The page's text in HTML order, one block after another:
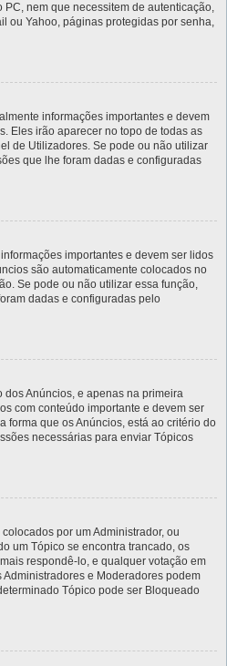
nem que necessitem de autenticação,
ou Yahoo, páginas protegidas por senha,
informações importantes e devem
Eles irão aparecer no topo de todas as
de Utilizadores. Se pode ou não utilizar
que lhe foram dadas e configuradas
importantes e devem ser lidos
são automaticamente colocados no
Se pode ou não utilizar essa função,
dadas e configuradas pelo
Anúncios, e apenas na primeira
com conteúdo importante e devem ser
forma que os Anúncios, está ao critério do
necessárias para enviar Tópicos
por um Administrador, ou
um Tópico se encontra trancado, os
respondê-lo, e qualquer votação em
e Moderadores podem
Tópico pode ser Bloqueado